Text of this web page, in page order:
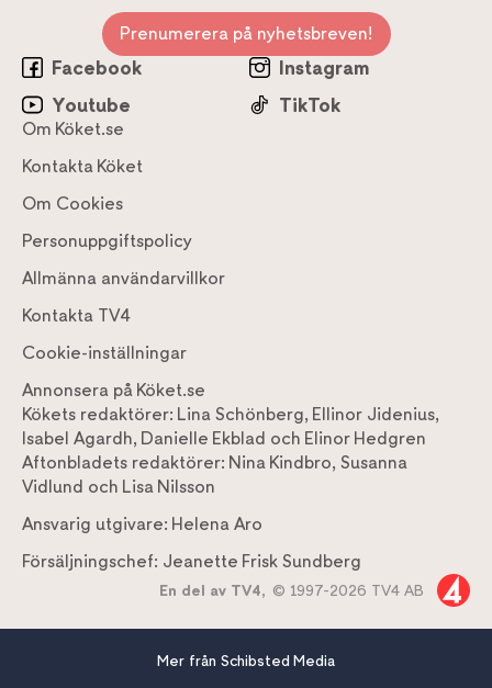
Prenumerera på nyhetsbreven!
Facebook
Instagram
Youtube
TikTok
Om Köket.se
Kontakta Köket
Om Cookies
Personuppgiftspolicy
Allmänna användarvillkor
Kontakta TV4
Cookie-inställningar
Annonsera på Köket.se
Kökets redaktörer: Lina Schönberg, Ellinor Jidenius,
Isabel Agardh, Danielle Ekblad och Elinor Hedgren
Aftonbladets redaktörer: Nina Kindbro, Susanna
Vidlund och Lisa Nilsson
Ansvarig utgivare: Helena Aro
Försäljningschef: Jeanette Frisk Sundberg
En del av TV4, © 1997-2026 TV4 AB
Mer från Schibsted Media